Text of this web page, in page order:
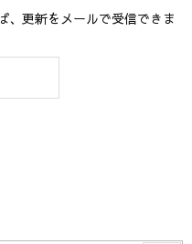
、更新をメールで受信できま